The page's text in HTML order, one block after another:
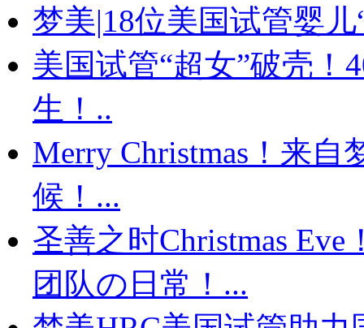
梦美|18位美国试管婴
美国试管“超女”破壳！
生！..
Merry Christmas！来
候！...
圣善之时Christmas
团队の日常！...